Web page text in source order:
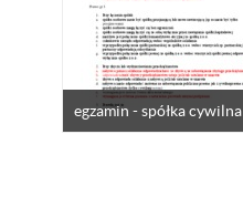
egzamin - spółka cywilna